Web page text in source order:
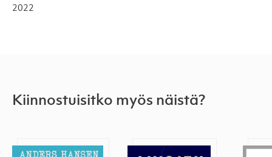
2022
Kiinnostuisitko myös näistä?
Aivovoimaa junior Aivojen ääretön tarina